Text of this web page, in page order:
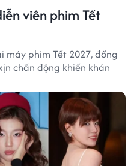
viên phim Tết
máy phim Tết 2027, đồng
chấn động khiến khán